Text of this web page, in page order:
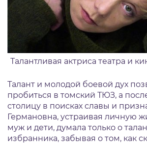
Талантливая актриса театра и
Талант и молодой боевой дух
пробиться в томский ТЮЗ, а
столицу в поисках славы и
Германовна, устраивая личную
муж и дети, думала только о
избранника, забывая о том, как